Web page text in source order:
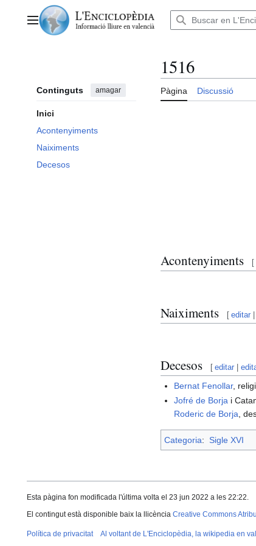
contingutMenú principal
Continguts amagar
Inici
Acontenyiments
Naiximents
Decesos
1516
Pàgina Discussió
Acontenyiments [
Naiximents [ editar
Decesos [ editar |
Bernat Fenollar,
Jofré de Borja i
Roderic de Borja ,
Categoria: Sigle XVI
Esta pàgina fon modificada l'última volta el 23 jun 2022 a les 22:22.
El contingut està disponible baix la llicència Creative Commons
Política de privacitat Al voltant de L'Enciclopèdia, la wikipedia en